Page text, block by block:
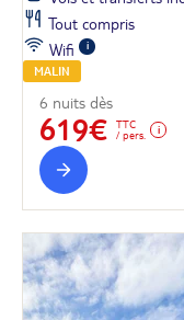
Tout compris
Wifi
MALIN
6 nuits dès
619€
TTC
/ pers.